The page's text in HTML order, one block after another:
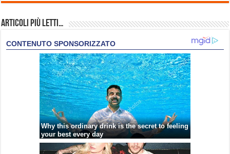
Articoli più Letti…